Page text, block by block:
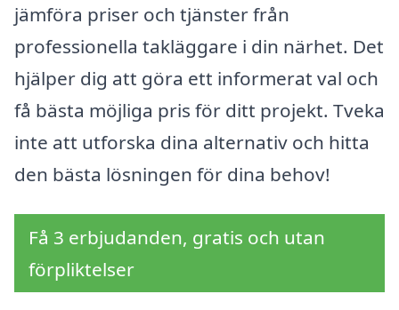
jämföra priser och tjänster från
professionella takläggare i din närhet. Det
hjälper dig att göra ett informerat val och
få bästa möjliga pris för ditt projekt. Tveka
inte att utforska dina alternativ och hitta
den bästa lösningen för dina behov!
Få 3 erbjudanden, gratis och utan
förpliktelser